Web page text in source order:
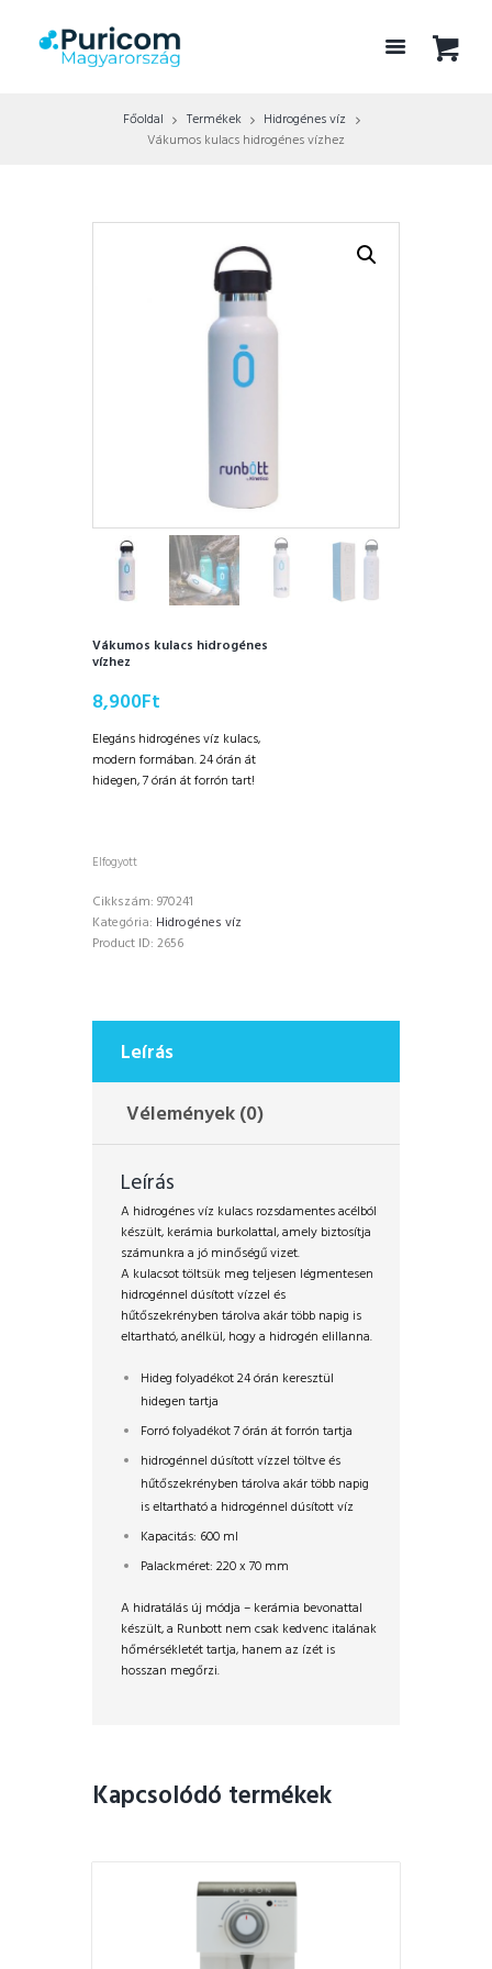
Főoldal Termékek
Hidrogénes víz
Vákumos kulacs hidrogénes vízhez
Vákumos kulacs hidrogénes
vízhez
8,900Ft
Elegáns hidrogénes víz kulacs,
modern formában. 24 órán át
hidegen, 7 órán át forrón tart!
Elfogyott
Cikkszám: 970241
Kategória: Hidrogénes víz
Product ID: 2656
Leírás
Vélemények (0)
Leírás
A hidrogénes víz kulacs rozsdamentes acélból
készült, kerámia burkolattal, amely biztosítja
számunkra a jó minőségű vizet.
A kulacsot töltsük meg teljesen légmentesen
hidrogénnel dúsított vízzel és
hűtőszekrényben tárolva akár több napig is
eltartható, anélkül, hogy a hidrogén elillanna.
Hideg folyadékot 24 órán keresztül
hidegen tartja
Forró folyadékot 7 órán át forrón tartja
hidrogénnel dúsított vízzel töltve és
hűtőszekrényben tárolva akár több napig
is eltartható a hidrogénnel dúsított víz
Kapacitás: 600 ml
Palackméret: 220 x 70 mm
A hidratálás új módja – kerámia bevonattal
készült, a Runbott nem csak kedvenc italának
hőmérsékletét tartja, hanem az ízét is
hosszan megőrzi.
Kapcsolódó termékek